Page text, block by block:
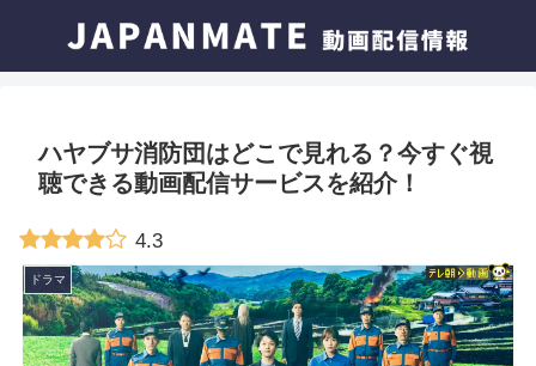
ハヤブサ消防団はどこで見れる？今すぐ視
聴できる動画配信サービスを紹介！
4.3
ドラマ